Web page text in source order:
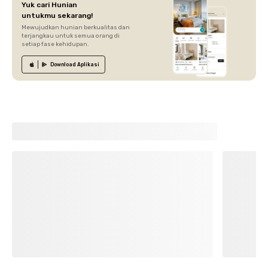
Yuk cari Hunian
untukmu sekarang!
Mewujudkan hunian berkualitas dan
terjangkau untuk semua orang di
setiap fase kehidupan.
Download Aplikasi